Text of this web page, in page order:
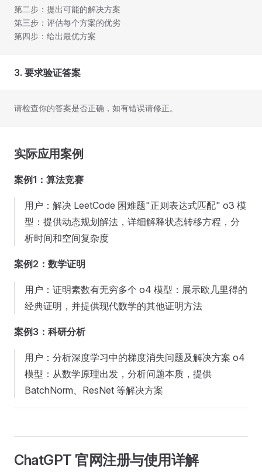
第二步：提出可能的解决方案
第三步：评估每个方案的优劣
第四步：给出最优方案
3. 要求验证答案
请检查你的答案是否正确，如有错误请修正。
实际应用案例
案例1：算法竞赛
用户：解决 LeetCode 困难题"正则表达式匹配" o3 模
型：提供动态规划解法，详细解释状态转移方程，分
析时间和空间复杂度
案例2：数学证明
用户：证明素数有无穷多个 o4 模型：展示欧几里得的
经典证明，并提供现代数学的其他证明方法
案例3：科研分析
用户：分析深度学习中的梯度消失问题及解决方案 o4
模型：从数学原理出发，分析问题本质，提供
BatchNorm、ResNet 等解决方案
ChatGPT 官网注册与使用详解